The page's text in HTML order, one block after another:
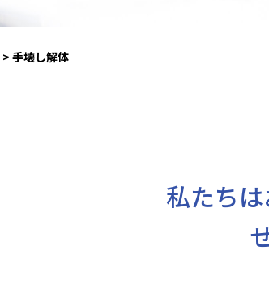
> 手壊し解体
私たち